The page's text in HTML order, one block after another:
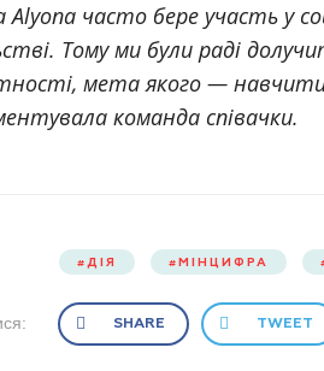
Alyona часто бере участь у
Тому ми були раді
мета якого — навчити
команда співачки.
ДІЯ МІНЦИФРА
SHARE TWEET